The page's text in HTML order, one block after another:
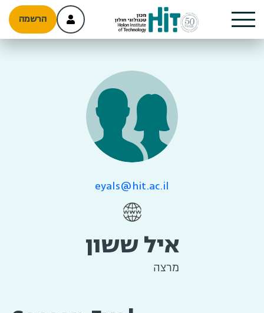
הרשמה
eyals@hit.ac.il
איל ששון
מרצה